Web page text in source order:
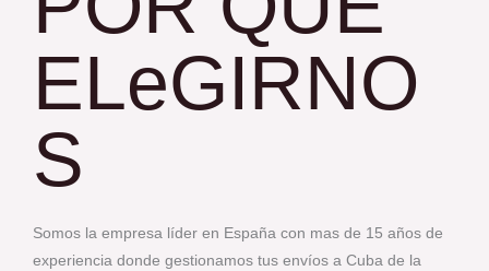
ELeGIRNO
S
Somos la empresa líder en España con mas de 15 años de
experiencia donde gestionamos tus envíos a Cuba de la